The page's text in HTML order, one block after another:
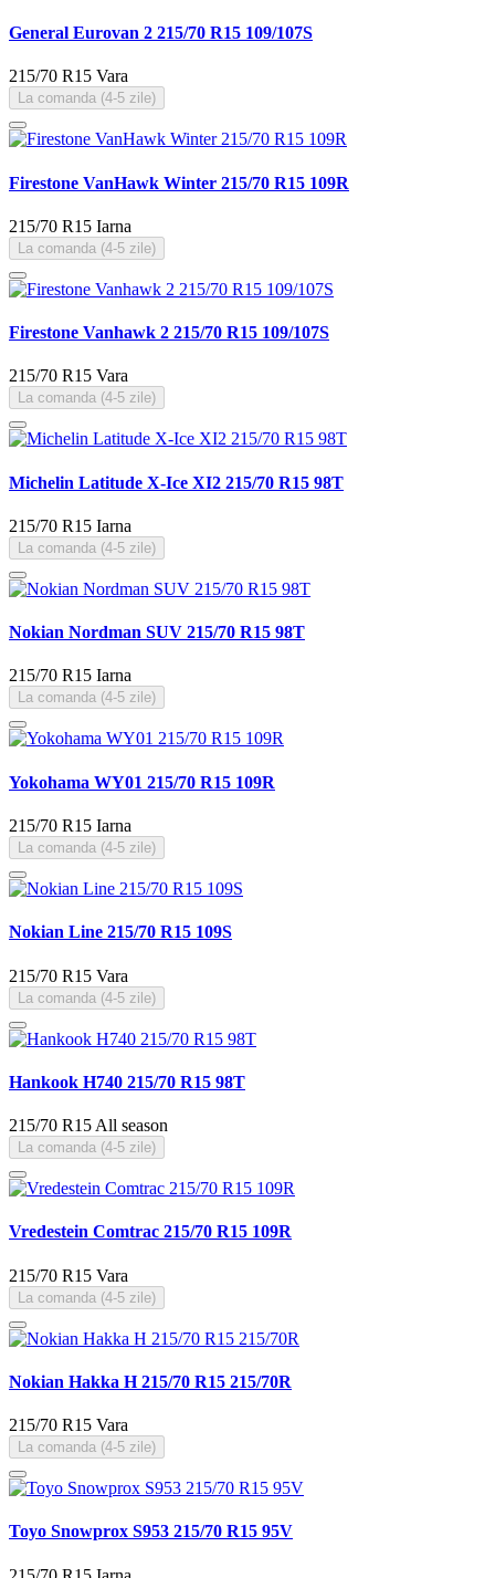
General Eurovan 2 215/70 R15 109/107S
215/70 R15 Vara
La comanda (4-5 zile)
Firestone VanHawk Winter 215/70 R15 109R
215/70 R15 Iarna
La comanda (4-5 zile)
Firestone Vanhawk 2 215/70 R15 109/107S
215/70 R15 Vara
La comanda (4-5 zile)
Michelin Latitude X-Ice XI2 215/70 R15 98T
215/70 R15 Iarna
La comanda (4-5 zile)
Nokian Nordman SUV 215/70 R15 98T
215/70 R15 Iarna
La comanda (4-5 zile)
Yokohama WY01 215/70 R15 109R
215/70 R15 Iarna
La comanda (4-5 zile)
Nokian Line 215/70 R15 109S
215/70 R15 Vara
La comanda (4-5 zile)
Hankook H740 215/70 R15 98T
215/70 R15 All season
La comanda (4-5 zile)
Vredestein Comtrac 215/70 R15 109R
215/70 R15 Vara
La comanda (4-5 zile)
Nokian Hakka H 215/70 R15 215/70R
215/70 R15 Vara
La comanda (4-5 zile)
Toyo Snowprox S953 215/70 R15 95V